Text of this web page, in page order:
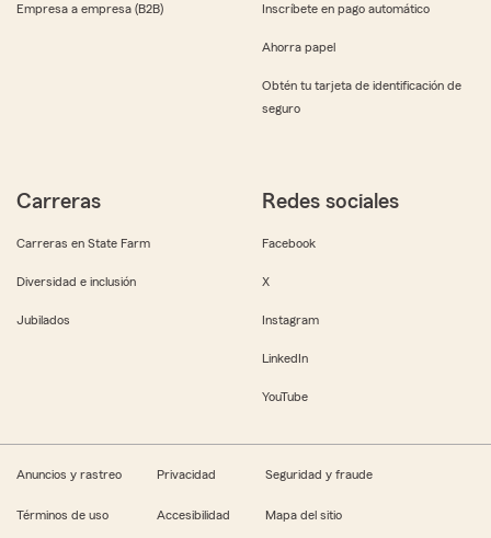
Empresa a empresa (B2B) Inscríbete en pago automático
Ahorra papel
Obtén tu tarjeta de identificación de
seguro
Carreras
Carreras en State Farm
Diversidad e inclusión
Jubilados
Redes sociales
Facebook
X
Instagram
LinkedIn
YouTube
Anuncios y rastreo Privacidad Seguridad y fraude
Términos de uso Accesibilidad Mapa del sitio